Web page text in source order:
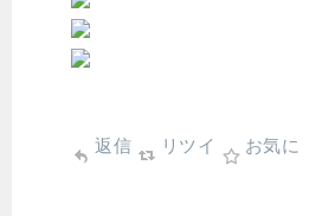
返信 リツイ お気に